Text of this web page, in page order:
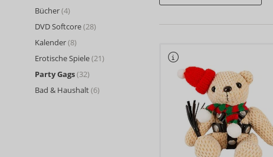
Bücher(4)
DVD Softcore(28)
Kalender(8)
Erotische Spiele(21)
Party Gags(32)
Bad & Haushalt(6)